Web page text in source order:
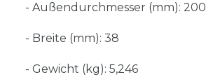
- Außendurchmesser (mm): 200
- Breite (mm): 38
- Gewicht (kg): 5,246